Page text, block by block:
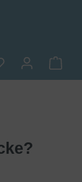
Du hast 0